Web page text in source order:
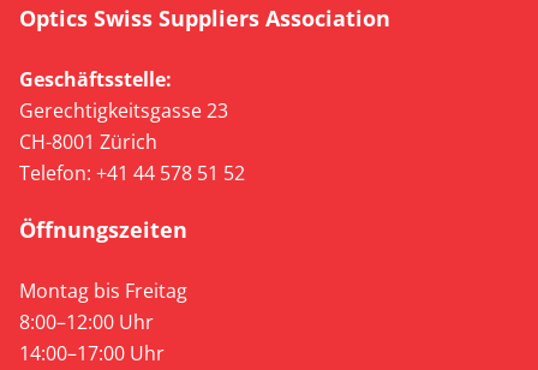
Optics Swiss Suppliers Association
Geschäftsstelle:
Gerechtigkeitsgasse 23
CH-8001 Zürich
Telefon: +41 44 578 51 52
Öffnungszeiten
Montag bis Freitag
8:00–12:00 Uhr
14:00–17:00 Uhr